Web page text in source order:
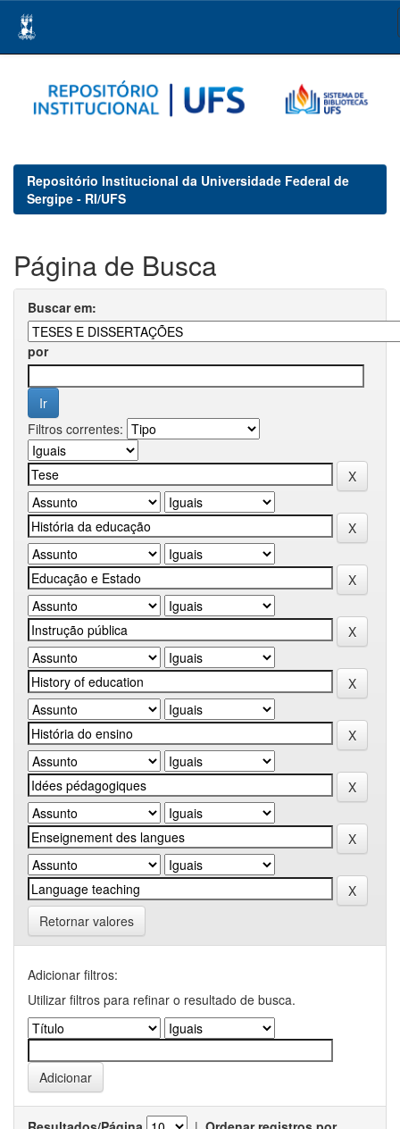
navigation
Repositório Institucional da Universidade Federal de
Sergipe - RI/UFS
Página de Busca
Buscar em:
por
Filtros correntes:
Retornar valores
Adicionar filtros:
Utilizar filtros para refinar o resultado de busca.